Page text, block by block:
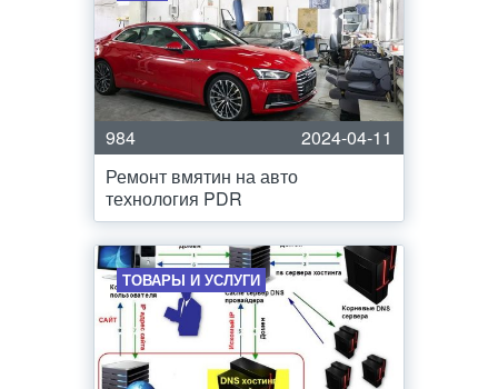
984
2024-04-11
Ремонт вмятин на авто
технология PDR
ТОВАРЫ И УСЛУГИ